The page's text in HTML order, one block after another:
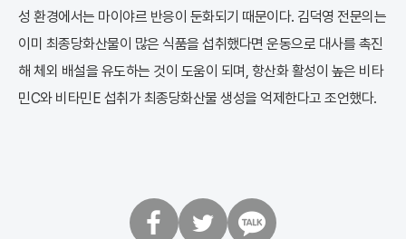
성 환경에서는 마이야르 반응이 둔화되기 때문이다. 김덕영 전문의는
이미 최종당화산물이 많은 식품을 섭취했다면 운동으로 대사를 촉진
해 체외 배설을 유도하는 것이 도움이 되며, 항산화 활성이 높은 비타
민C와 비타민E 섭취가 최종당화산물 생성을 억제한다고 조언했다.